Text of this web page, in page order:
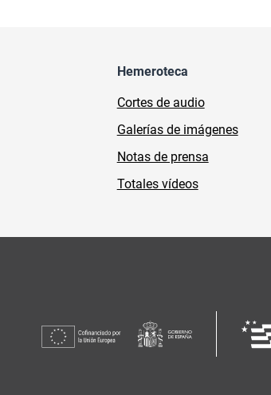
Hemeroteca
Cortes de audio
Galerías de imágenes
Notas de prensa
Totales vídeos